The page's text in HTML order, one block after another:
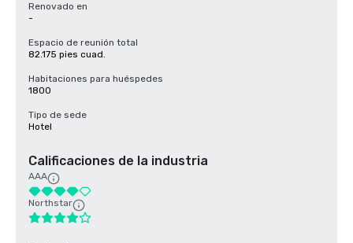
Renovado en
-
Espacio de reunión total
82.175 pies cuad.
Habitaciones para huéspedes
1800
Tipo de sede
Hotel
Calificaciones de la industria
AAA
Northstar